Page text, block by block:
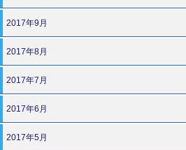
2017年9月
2017年8月
2017年7月
2017年6月
2017年5月